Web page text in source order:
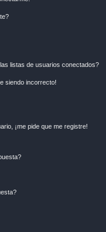
listas de usuarios conectados?
siendo incorrecto!
¡me pide que me registre!